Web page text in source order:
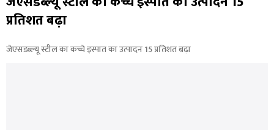
प्रतिशत बढ़ा
जेएसडब्ल्यू स्टील का कच्चे इस्पात का उत्पादन 15 प्रतिशत बढ़ा